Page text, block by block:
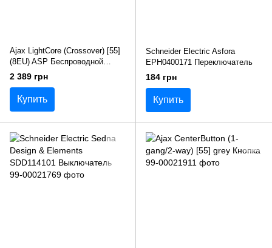
Ajax LightCore (Crossover) [55]
(8EU) ASP Беспроводной
сенсорный перекрестный
выключатель света
2 389 грн
Купить
Schneider Electric Asfora
EPH0400171 Переключатель
184 грн
Купить